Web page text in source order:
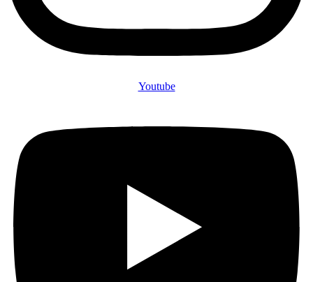
Youtube